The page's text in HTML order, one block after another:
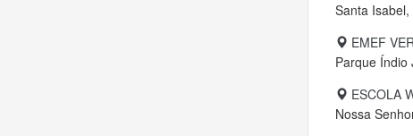
Santa
EMEF
Parque Índio
ESCOLA
Nossa